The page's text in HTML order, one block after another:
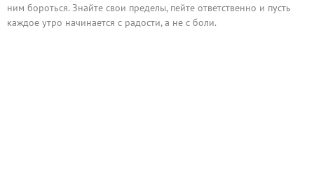
ним бороться. Знайте свои пределы, пейте ответственно и пусть
каждое утро начинается с радости, а не с боли.